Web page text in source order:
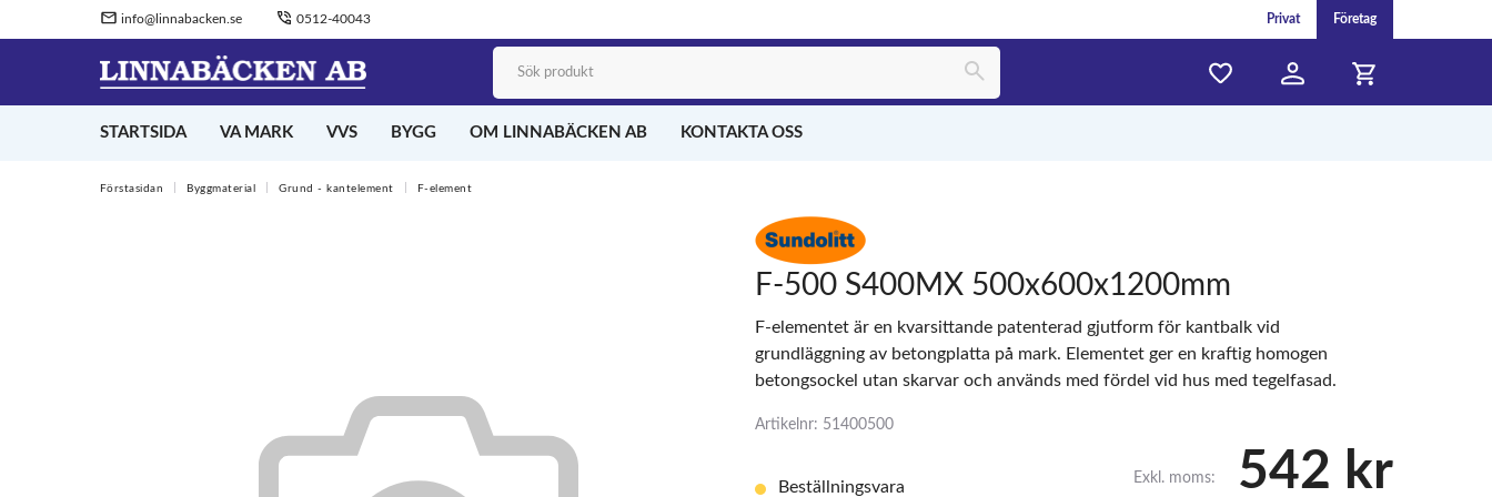
Privat Företag
info@linnabacken.se 0512-40043
STARTSIDA VA MARK VVS BYGG OM LINNABÄCKEN AB KONTAKTA OSS
Förstasidan Byggmaterial Grund - kantelement F-element
F-500 S400MX 500x600x1200mm
F-elementet är en kvarsittande patenterad gjutform för kantbalk vid
grundläggning av betongplatta på mark. Elementet ger en kraftig homogen
betongsockel utan skarvar och används med fördel vid hus med tegelfasad.
Artikelnr: 51400500
Beställningsvara Exkl. moms: 542 kr